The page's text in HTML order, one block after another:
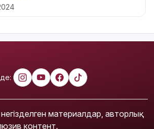
материалдар, авторлық
контент.